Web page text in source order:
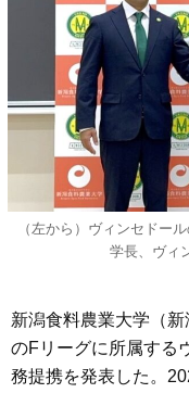
（左から）ヴィンセドー
学長、ヴィ
新潟食料農業大学（
のFリーグに所属する
務提携を発表した。